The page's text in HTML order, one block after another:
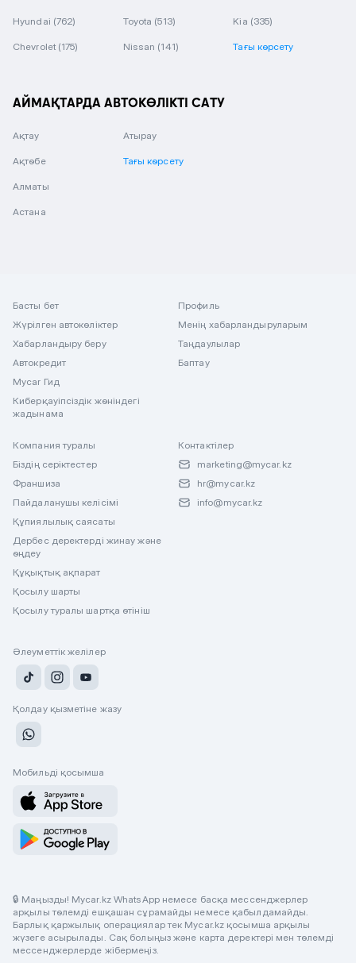
Hyundai (762) Toyota (513) Kia (335)
Chevrolet (175) Nissan (141) Тағы көрсету
АЙМАҚТАРДА АВТОКӨЛІКТІ САТУ
Ақтау
Ақтөбе
Алматы
Астана
Атырау
Тағы көрсету
Басты бет
Жүрілген автокөліктер
Хабарландыру беру
Автокредит
Mycar Гид
Киберқауіпсіздік жөніндегі
жадынама
Профиль
Менің хабарландыруларым
Таңдаулылар
Баптау
Компания туралы
Біздің серіктестер
Франшиза
Пайдаланушы келісімі
Құпиялылық саясаты
Дербес деректерді жинау және
өңдеу
Құқықтық ақпарат
Қосылу шарты
Қосылу туралы шартқа өтініш
Контактілер
marketing@mycar.kz
hr@mycar.kz
info@mycar.kz
Әлеуметтік желілер
Қолдау қызметіне жазу
Мобильді қосымша
🔒 Маңызды! Mycar.kz WhatsApp немесе басқа мессенджерлер
арқылы төлемді ешқашан сұрамайды немесе қабылдамайды.
Барлық қаржылық операциялар тек Mycar.kz қосымша арқылы
жүзеге асырылады. Сақ болыңыз және карта деректері мен төлемді
мессенджерлерде жібермеңіз.